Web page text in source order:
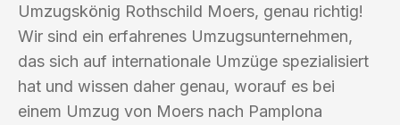
Umzugskönig Rothschild Moers, genau richtig!
Wir sind ein erfahrenes Umzugsunternehmen,
das sich auf internationale Umzüge spezialisiert
hat und wissen daher genau, worauf es bei
einem Umzug von Moers nach Pamplona